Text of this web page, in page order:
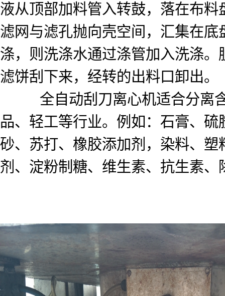
液从顶部加料管入转鼓，落在布
滤网与滤孔抛向壳空间，汇集在
涤，则洗涤水通过涤管加入洗涤
滤饼刮下来，经转的出料口卸出。
全自动刮刀离心机适合分离含
品、轻工等行业。例如：石膏、
砂、苏打、橡胶添加剂，染料、
剂、淀粉制糖、维生素、抗生素